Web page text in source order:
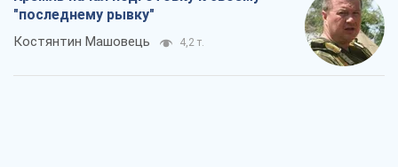
"последнему рывку"
Костянтин Машовець 4,2 т.